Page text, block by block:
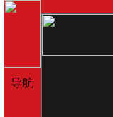
导航